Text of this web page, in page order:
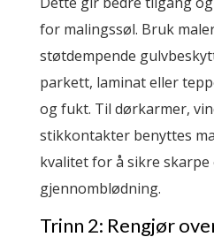
for malingssøl. Bruk
støtdempende
parkett, laminat eller
og fukt. Til dørkarmer,
stikkontakter benyttes
kvalitet for å sikre
gjennomblødning.
Trinn 2: Rengjør